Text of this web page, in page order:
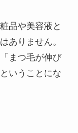
品や美容液と
ありません。
まつ毛が伸び
いうことにな